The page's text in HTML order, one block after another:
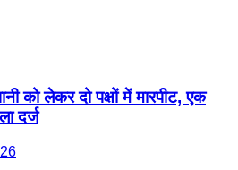
को लेकर दो पक्षों में मारपीट, एक
दर्ज